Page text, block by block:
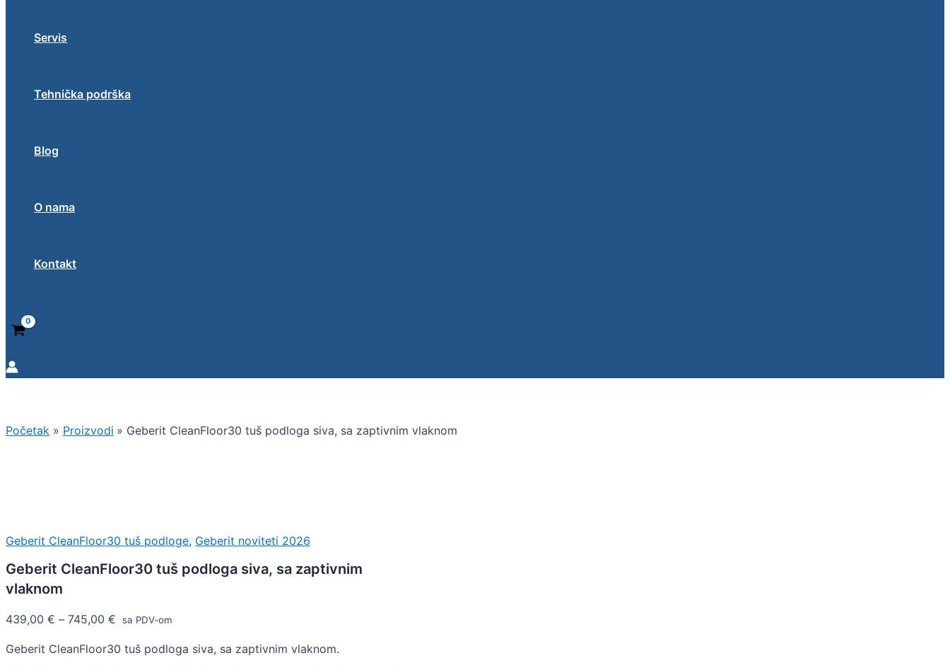
Servis
Tehnička podrška
Blog
O nama
Kontakt
Početak Proizvodi Geberit CleanFloor30 tuš podloga siva, sa zaptivnim vlaknom
Geberit CleanFloor30 tuš podloge, Geberit noviteti 2026
Geberit CleanFloor30 tuš podloga siva, sa zaptivnim
vlaknom
439,00 € – 745,00 € sa PDV-om
Geberit CleanFloor30 tuš podloga siva, sa zaptivnim vlaknom.